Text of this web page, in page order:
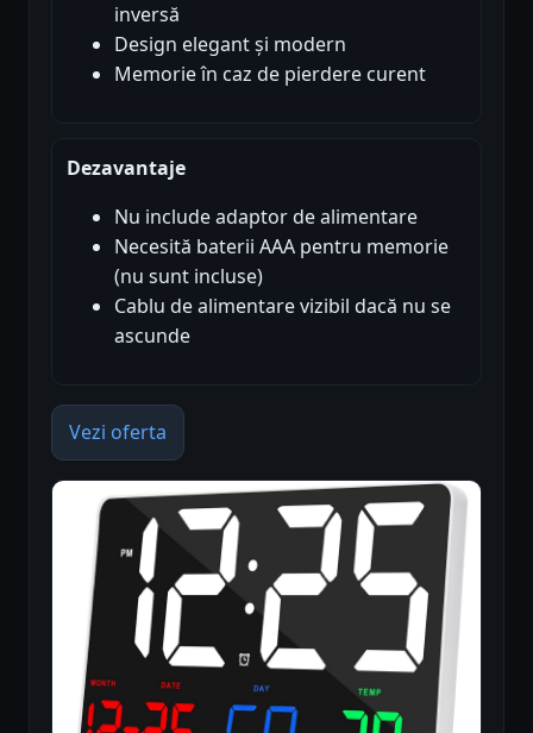
inversă
Design elegant și modern
Memorie în caz de pierdere curent
Dezavantaje
Nu include adaptor de alimentare
Necesită baterii AAA pentru memorie
(nu sunt incluse)
Cablu de alimentare vizibil dacă nu se
ascunde
Vezi oferta